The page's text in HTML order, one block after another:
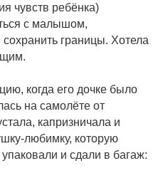
чувств ребёнка)
с малышом,
границы. Хотела
когда его дочке было
на самолёте от
капризничала и
любимку, которую
и сдали в багаж: